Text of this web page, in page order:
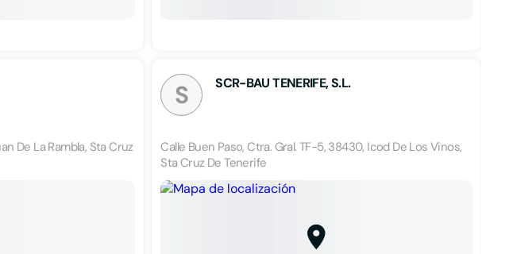
De La Rambla, Sta Cruz
S SCR-BAU TENERIFE, S.L.
Calle Buen Paso, Ctra. Gral. TF-5, 38430, Icod De Los Vinos,
Sta Cruz De Tenerife